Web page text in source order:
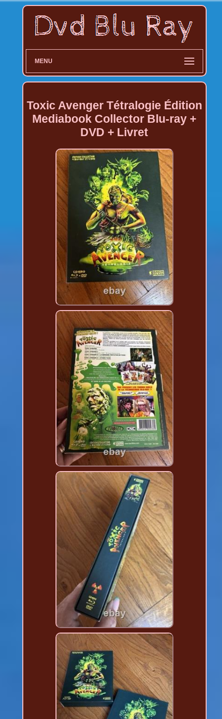
MENU
Toxic Avenger Tétralogie Édition
Mediabook Collector Blu-ray +
DVD + Livret